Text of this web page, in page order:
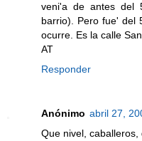
veni'a de antes del
barrio). Pero fue' del
ocurre. Es la calle
AT
Responder
Anónimo abril 27,
Que nivel,